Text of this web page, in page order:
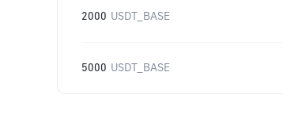
2000 USDT_BASE
5000 USDT_BASE